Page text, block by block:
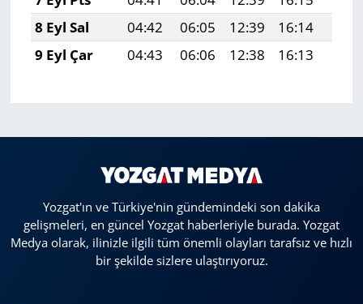
8 Eyl Sal
04:42 06:05 12:39 16:14
9 Eyl Çar
04:43 06:06 12:38 16:13
Yozgat'ın ve Türkiye'nin gündemindeki son dakika
gelişmeleri, en güncel Yozgat haberleriyle burada. Yozgat
Medya olarak, ilinizle ilgili tüm önemli olayları tarafsız ve hızlı
bir şekilde sizlere ulaştırıyoruz.